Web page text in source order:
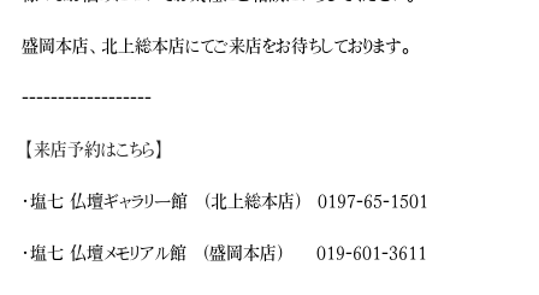
盛岡本店、北上総本店にてご来店をお待ちしております。
------------------
【来店予約はこちら】
・塩七 仏壇ギャラリー館 (北上総本店) 0197-65-1501
・塩七 仏壇メモリアル館 (盛岡本店) 019-601-3611